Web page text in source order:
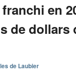
en
de dollars
de Laubier